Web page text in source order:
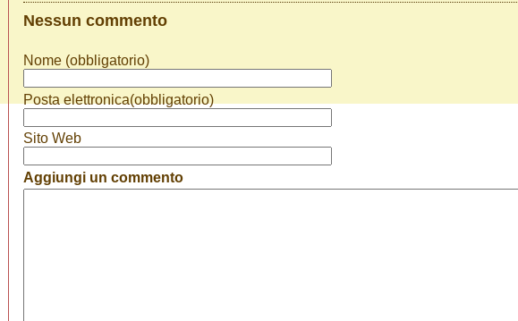
Nessun commento
Nome (obbligatorio)
Posta elettronica(obbligatorio)
Sito Web
Aggiungi un commento